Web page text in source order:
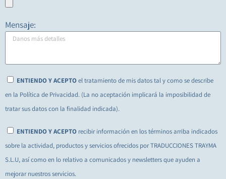
Mensaje:
ENTIENDO Y ACEPTOel tratamiento de mis datos tal y como se describe
en la Política de Privacidad. (La no aceptación implicará la imposibilidad de
tratar sus datos con la finalidad indicada).
ENTIENDO Y ACEPTO recibir información en los términos arriba indicados
sobre la actividad, productos y servicios ofrecidos por TRADUCCIONES TRAYMA
S.L.U, así como en lo relativo a comunicados y newsletters que ayuden a
mejorar nuestros servicios.